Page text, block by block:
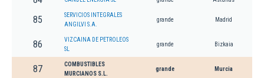
85
SERVICIOS INTEGRALES
ANGILVI S.A.
grande Madrid
86
VIZCAINA DE PETROLEOS
SL
grande Bizkaia
87
COMBUSTIBLES
MURCIANOS S.L.
grande Murcia